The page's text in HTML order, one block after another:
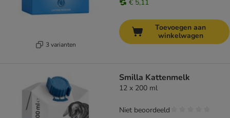
3 varianten
€ 5,11
Toevoegen aan
winkelwagen
Smilla Kattenmelk
12 x 200 ml
Niet beoordeeld